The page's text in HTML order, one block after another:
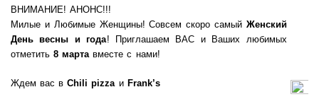
ВНИМАНИЕ! АНОНС!!!
Милые и Любимые Женщины! Совсем скоро самый Женский
День весны и года! Приглашаем ВАС и Ваших любимых
отметить 8 мартавместе с нами!
Ждем вас вChili pizzaи Frank’s